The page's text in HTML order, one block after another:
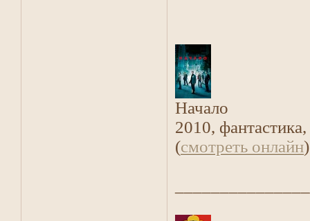
Начало
2010,
(смотреть онлайн)